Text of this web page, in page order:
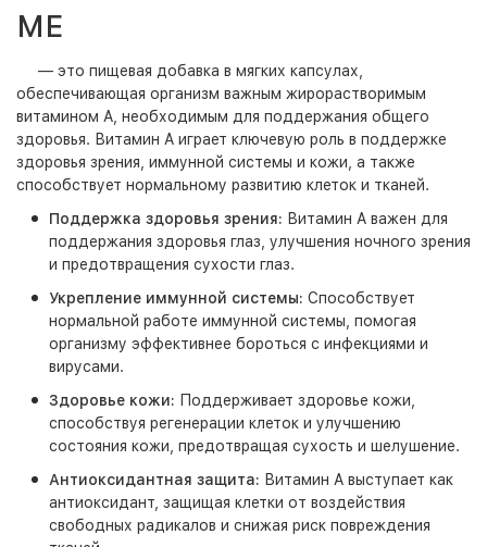
МЕ
— это пищевая добавка в мягких капсулах,
обеспечивающая организм важным жирорастворимым
витамином A, необходимым для поддержания общего
здоровья. Витамин A играет ключевую роль в поддержке
здоровья зрения, иммунной системы и кожи, а также
способствует нормальному развитию клеток и тканей.
Поддержка здоровья зрения: Витамин A важен для
поддержания здоровья глаз, улучшения ночного зрения
и предотвращения сухости глаз.
Укрепление иммунной системы: Способствует
нормальной работе иммунной системы, помогая
организму эффективнее бороться с инфекциями и
вирусами.
Здоровье кожи: Поддерживает здоровье кожи,
способствуя регенерации клеток и улучшению
состояния кожи, предотвращая сухость и шелушение.
Антиоксидантная защита: Витамин A выступает как
антиоксидант, защищая клетки от воздействия
свободных радикалов и снижая риск повреждения